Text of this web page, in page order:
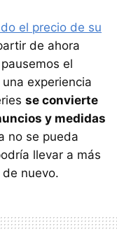
el precio de su
de ahora
el
experiencia
se convierte
y medidas
no se pueda
llevar a más
nuevo.